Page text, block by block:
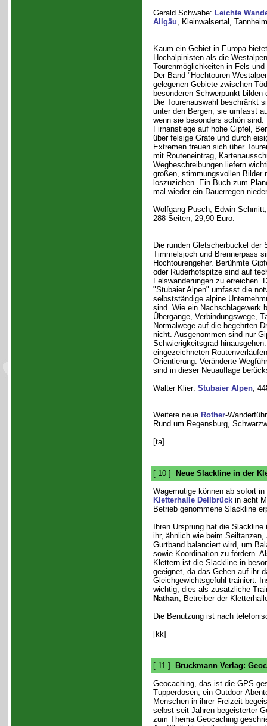
Gerald Schwabe: Leichte
Allgäu, Kleinwalsertal,
Kaum ein Gebiet in Europa
Hochalpinisten als die
Tourenmöglichkeiten in Fels
Der Band "Hochtouren
gelegenen Gebiete zwischen
besonderen Schwerpunkt
Die Tourenauswahl beschränkt
unter den Bergen, sie umfasst
wenn sie besonders schön
Firnanstiege auf hohe Gipfel,
über felsige Grate und durch
Extremen freuen sich über
mit Routeneintrag,
Wegbeschreibungen liefern
großen, stimmungsvollen Bilder
loszuziehen. Ein Buch zum
mal wieder ein Dauerregen
Wolfgang Pusch, Edwin
288 Seiten, 29,90 Euro.
Die runden Gletscherbuckel der
Timmelsjoch und Brennerpass
Hochtourengeher. Berühmte
oder Ruderhofspitze sind auf
Felswanderungen zu erreichen.
"Stubaier Alpen" umfasst die
selbstständige alpine
sind. Wie ein Nachschlagewerk
Übergänge, Verbindungswege,
Normalwege auf die begehrten
nicht. Ausgenommen sind nur
Schwierigkeitsgrad
eingezeichneten
Orientierung. Veränderte
sind in dieser Neuauflage
Walter Klier: Stubaier Alpen,
Weitere neue Rother-
Rund um Regensburg,
[ta]
[ 10 ]
Neue Slackline in der
Wagemutige können ab sofort in
Kletterhalle Dellbrückin acht
Betrieb genommene Slackline
Ihren Ursprung hat die
ihr, ähnlich wie beim
Gurtband balanciert wird, um
sowie Koordination zu fördern.
Klettern ist die Slackline in
geeignet, da das Gehen auf ihr
Gleichgewichtsgefühl trainiert.
wichtig, dies als zusätzliche
Nathan, Betreiber der
Die Benutzung ist nach
[kk]
[ 11 ]
Bruckmann Verlag:
Geocaching, das ist die GPS-
Tupperdosen, ein Outdoor-
Menschen in ihrer Freizeit
selbst seit Jahren begeisterter
zum Thema Geocaching